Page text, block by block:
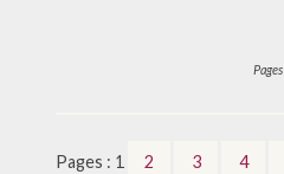
Pages : Page
1 Page
2 Page
3 Page
4